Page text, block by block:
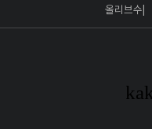
올리브수|